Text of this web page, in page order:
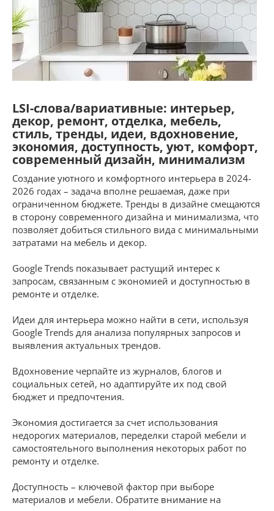
LSI-слова/вариативные: интерьер,
декор, ремонт, отделка, мебель,
стиль, тренды, идеи, вдохновение,
экономия, доступность, уют, комфорт,
современный дизайн, минимализм
Создание уютного и комфортного интерьера в 2024-
2026 годах – задача вполне решаемая, даже при
ограниченном бюджете. Тренды в дизайне смещаются
в сторону современного дизайна и минимализма, что
позволяет добиться стильного вида с минимальными
затратами на мебель и декор.
Google Trends показывает растущий интерес к
запросам, связанным с экономией и доступностью в
ремонте и отделке.
Идеи для интерьера можно найти в сети, используя
Google Trends для анализа популярных запросов и
выявления актуальных трендов.
Вдохновение черпайте из журналов, блогов и
социальных сетей, но адаптируйте их под свой
бюджет и предпочтения.
Экономия достигается за счет использования
недорогих материалов, переделки старой мебели и
самостоятельного выполнения некоторых работ по
ремонту и отделке.
Доступность – ключевой фактор при выборе
материалов и мебели. Обратите внимание на